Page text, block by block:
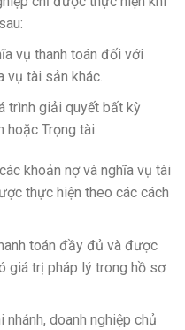
vụ thanh toán đối với
vụ tài sản khác.
trình giải quyết bất kỳ
hoặc Trọng tài.
khoản nợ và nghĩa vụ tài
thực hiện theo các cách
toán đầy đủ và được
giá trị pháp lý trong hồ sơ
doanh nghiệp chủ